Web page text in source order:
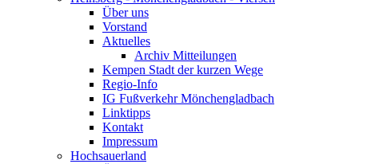
Über uns
Vorstand
Aktuelles
Archiv Mitteilungen
Kempen Stadt der kurzen Wege
Regio-Info
IG Fußverkehr Mönchengladbach
Linktipps
Kontakt
Impressum
Hochsauerland